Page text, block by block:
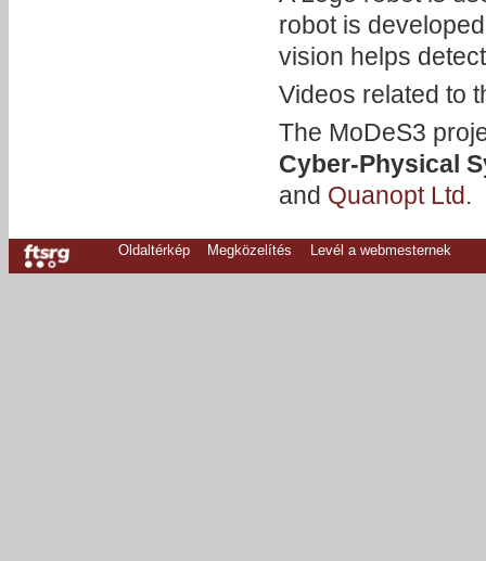
robot is
vision helps
Videos related to
The MoDeS3
Cyber-Physical
and Quanopt Ltd.
Oldaltérkép Megközelítés Levél a webmesternek